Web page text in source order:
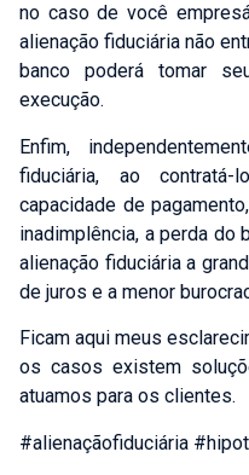
no caso de você
alienação fiduciária não
banco poderá tomar
execução.
Enfim,
fiduciária, ao
capacidade de
inadimplência, a perda do
alienação fiduciária a
de juros e a menor
Ficam aqui meus
os casos existem
atuamos para os clientes.
#alienaçãofiduciária
Falar
Nome:*
Celular:*